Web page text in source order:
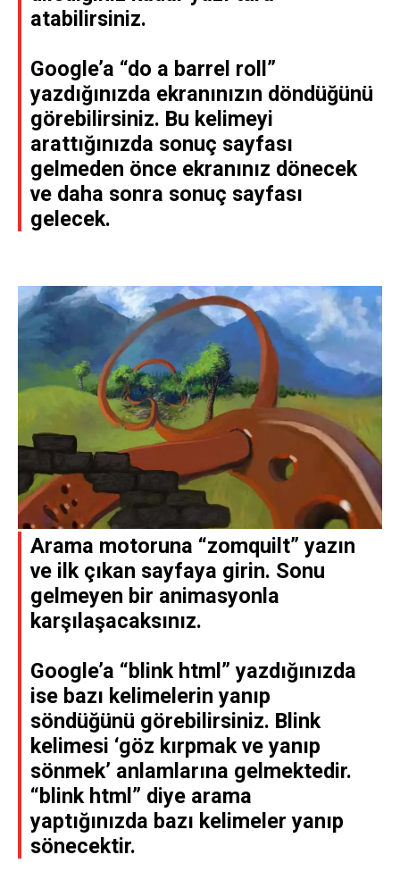
atabilirsiniz.
Google’a “do a barrel roll”
yazdığınızda ekranınızın döndüğünü
görebilirsiniz. Bu kelimeyi
arattığınızda sonuç sayfası
gelmeden önce ekranınız dönecek
ve daha sonra sonuç sayfası
gelecek.
Arama motoruna “zomquilt” yazın
ve ilk çıkan sayfaya girin. Sonu
gelmeyen bir animasyonla
karşılaşacaksınız.
Google’a “blink html” yazdığınızda
ise bazı kelimelerin yanıp
söndüğünü görebilirsiniz. Blink
kelimesi ‘göz kırpmak ve yanıp
sönmek’ anlamlarına gelmektedir.
“blink html” diye arama
yaptığınızda bazı kelimeler yanıp
sönecektir.